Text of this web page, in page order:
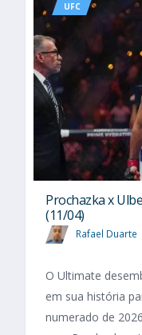
UFC
Prochazka x
(11/04)
Rafael Duarte
O Ultimate
em sua história
numerado de